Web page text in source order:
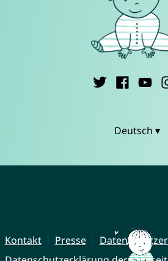
Deutsch ▾
Kontakt Presse